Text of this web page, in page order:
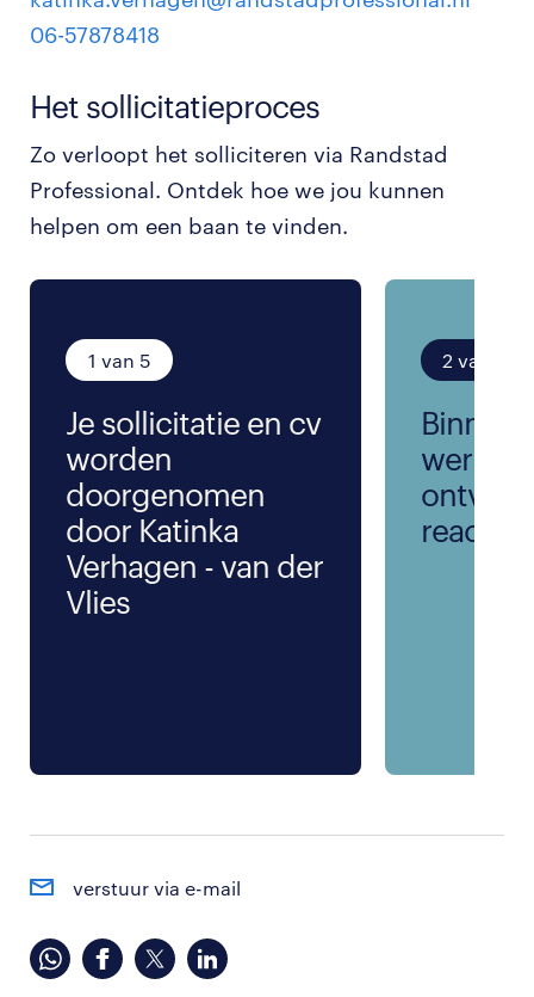
06-57878418
Het sollicitatieproces
Zo verloopt het solliciteren via Randstad
Professional. Ontdek hoe we jou kunnen
helpen om een baan te vinden.
1 van 5
Je sollicitatie en cv
worden
doorgenomen
door Katinka
Verhagen - van der
Vlies
2 van 5
Binnen
reactie
verstuur via e-mail